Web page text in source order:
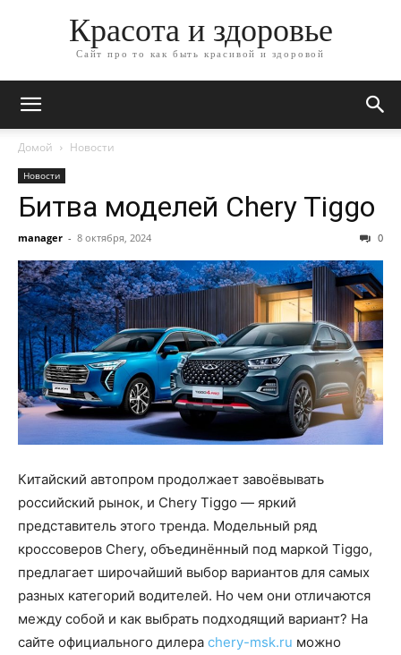
Красота и здоровье
Сайт про то как быть красивой и здоровой
Домой Новости
Новости
Битва моделей Chery Tiggo
manager - 8 октября, 2024 0
Китайский автопром продолжает завоёвывать
российский рынок, и Chery Tiggo — яркий
представитель этого тренда. Модельный ряд
кроссоверов Chery, объединённый под маркой Tiggo,
предлагает широчайший выбор вариантов для самых
разных категорий водителей. Но чем они отличаются
между собой и как выбрать подходящий вариант? На
сайте официального дилера chery-msk.ru можно